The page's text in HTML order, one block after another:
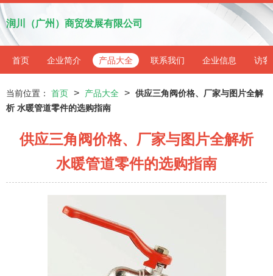
润川（广州）商贸发展有限公司
首页 企业简介 产品大全 联系我们 企业信息 访客
当前位置： 首页 > 产品大全 > 供应三角阀价格、厂家与图片全解
析 水暖管道零件的选购指南
供应三角阀价格、厂家与图片全解析
水暖管道零件的选购指南